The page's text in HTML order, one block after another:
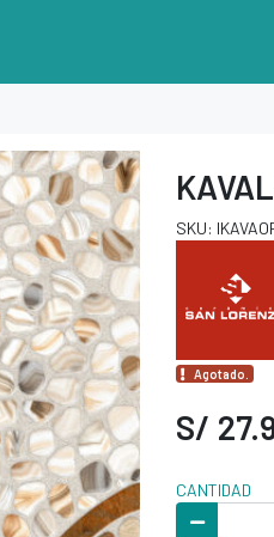
SKU:
Agotado.
S/
CANTIDAD